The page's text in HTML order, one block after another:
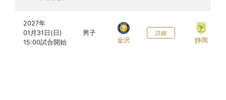
2027年
01月31日(日)
男子
金沢
詳細
静岡